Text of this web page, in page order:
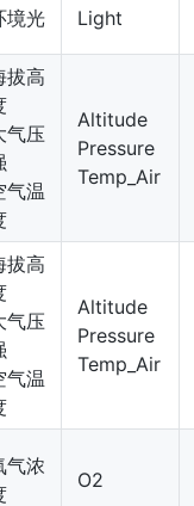
境光 Light
拔高
气压
气温
Altitude
Pressure
Temp_Air
拔高
气压
气温
Altitude
Pressure
Temp_Air
气浓
O2